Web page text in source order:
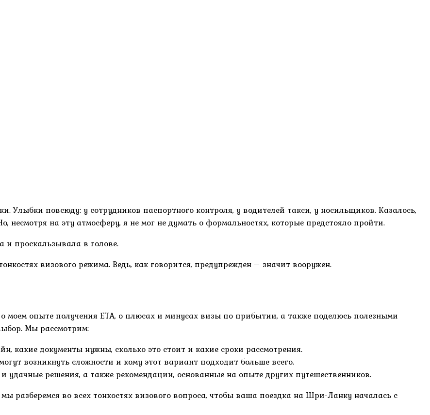
Улыбки повсюду: у сотрудников паспортного контроля, у водителей такси, у носильщиков. Казалось,
несмотря на эту атмосферу, я не мог не думать о формальностях, которые предстояло пройти.
и проскальзывала в голове.
визового режима. Ведь, как говорится, предупрежден – значит вооружен.
моем опыте получения ETA, о плюсах и минусах визы по прибытии, а также поделюсь полезными
Мы рассмотрим:
какие документы нужны, сколько это стоит и какие сроки рассмотрения.
возникнуть сложности и кому этот вариант подходит больше всего.
удачные решения, а также рекомендации, основанные на опыте других путешественников.
разберемся во всех тонкостях визового вопроса, чтобы ваша поездка на Шри-Ланку началась с